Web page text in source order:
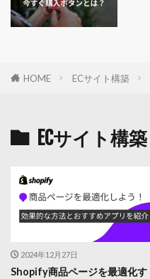
HOME ECサイト構築
ECサイト構築
2024年12月27日
Shopify商品ページを最適化す